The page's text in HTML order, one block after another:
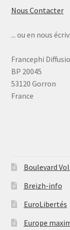
Nous Contacter
... ou en nous
Francephi
BP 20045
53120 Gorron
France
Boulevard
Breizh-info
EuroLibertés
Europe